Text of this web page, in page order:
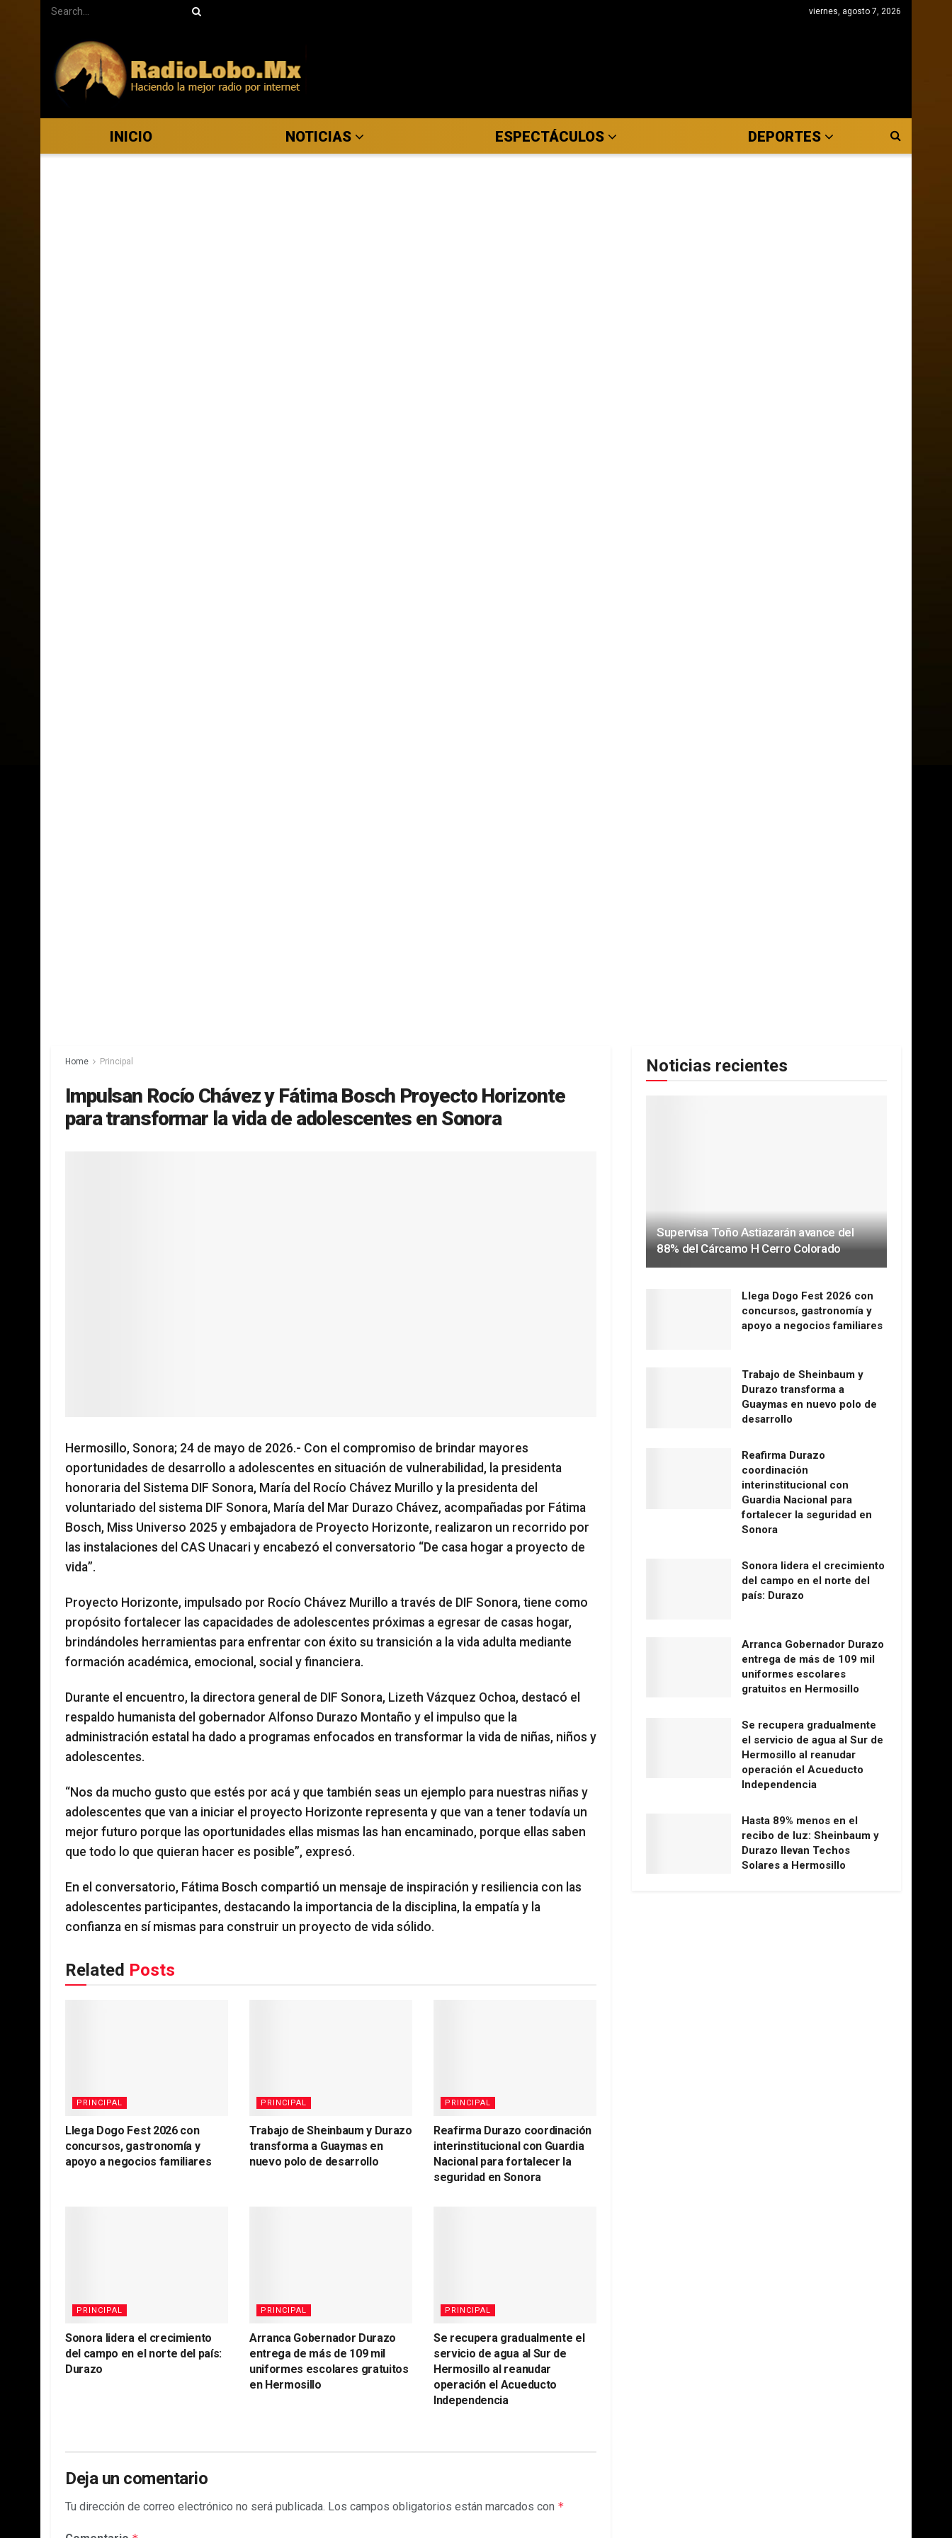
viernes, agosto 7, 2026
INICIO NOTICIAS ESPECTÁCULOS DEPORTES
Home Principal
Impulsan Rocío Chávez y Fátima Bosch Proyecto Horizonte
para transformar la vida de adolescentes en Sonora
Hermosillo, Sonora; 24 de mayo de 2026.- Con el compromiso de brindar mayores
oportunidades de desarrollo a adolescentes en situación de vulnerabilidad, la presidenta
honoraria del Sistema DIF Sonora, María del Rocío Chávez Murillo y la presidenta del
voluntariado del sistema DIF Sonora, María del Mar Durazo Chávez, acompañadas por Fátima
Bosch, Miss Universo 2025 y embajadora de Proyecto Horizonte, realizaron un recorrido por
las instalaciones del CAS Unacari y encabezó el conversatorio “De casa hogar a proyecto de
vida”.
Proyecto Horizonte, impulsado por Rocío Chávez Murillo a través de DIF Sonora, tiene como
propósito fortalecer las capacidades de adolescentes próximas a egresar de casas hogar,
brindándoles herramientas para enfrentar con éxito su transición a la vida adulta mediante
formación académica, emocional, social y financiera.
Durante el encuentro, la directora general de DIF Sonora, Lizeth Vázquez Ochoa, destacó el
respaldo humanista del gobernador Alfonso Durazo Montaño y el impulso que la
administración estatal ha dado a programas enfocados en transformar la vida de niñas, niños y
adolescentes.
“Nos da mucho gusto que estés por acá y que también seas un ejemplo para nuestras niñas y
adolescentes que van a iniciar el proyecto Horizonte representa y que van a tener todavía un
mejor futuro porque las oportunidades ellas mismas las han encaminado, porque ellas saben
que todo lo que quieran hacer es posible”, expresó.
En el conversatorio, Fátima Bosch compartió un mensaje de inspiración y resiliencia con las
adolescentes participantes, destacando la importancia de la disciplina, la empatía y la
confianza en sí mismas para construir un proyecto de vida sólido.
Related Posts
PRINCIPAL
Llega Dogo Fest 2026 con
concursos, gastronomía y
apoyo a negocios familiares
PRINCIPAL
Trabajo de Sheinbaum y Durazo
transforma a Guaymas en
nuevo polo de desarrollo
PRINCIPAL
Reafirma Durazo coordinación
interinstitucional con Guardia
Nacional para fortalecer la
seguridad en Sonora
PRINCIPAL
Sonora lidera el crecimiento
del campo en el norte del país:
Durazo
PRINCIPAL
Arranca Gobernador Durazo
entrega de más de 109 mil
uniformes escolares gratuitos
en Hermosillo
PRINCIPAL
Se recupera gradualmente el
servicio de agua al Sur de
Hermosillo al reanudar
operación el Acueducto
Independencia
Deja un comentario
Tu dirección de correo electrónico no será publicada. Los campos obligatorios están marcados con *
Noticias recientes
Supervisa Toño Astiazarán avance del
88% del Cárcamo H Cerro Colorado
Llega Dogo Fest 2026 con
concursos, gastronomía y
apoyo a negocios familiares
Trabajo de Sheinbaum y
Durazo transforma a
Guaymas en nuevo polo de
desarrollo
Reafirma Durazo
coordinación
interinstitucional con
Guardia Nacional para
fortalecer la seguridad en
Sonora
Sonora lidera el crecimiento
del campo en el norte del
país: Durazo
Arranca Gobernador Durazo
entrega de más de 109 mil
uniformes escolares
gratuitos en Hermosillo
Se recupera gradualmente
el servicio de agua al Sur de
Hermosillo al reanudar
operación el Acueducto
Independencia
Hasta 89% menos en el
recibo de luz: Sheinbaum y
Durazo llevan Techos
Solares a Hermosillo